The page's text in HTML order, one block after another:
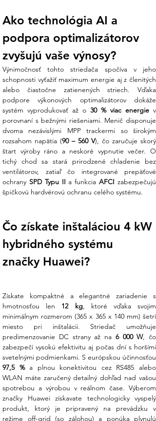
menič sledovať výkon každého modulu
individuálne. To vás zbavuje obáv zo
zatienenia komínom či stromom –
metra štvorcového strechy.
Absolútne ticho a odolnosť IP65 :
Vďaka prirodzenému chladeniu bez
ventilátorov je menič tichý spoločník,
ktorého môžete inštalovať aj v blízkosti
obytných miestností. Robustné krytie
IP65 a integrovaná ochrana pred
bleskom (AC aj DC) zaručujú, že vaša
investícia odolá aj nepriaznivému
počasiu.
Koniec administratívnemu chaosu:
Vieme, že sa hneváte na nejasné
ruku“ pri nastavení aplikácie
FusionSolar, aby ste mali prehľad o
výrobe, spotrebe a úsporách ihneď po
V Ensun staviame na transparentnosti a
presných dátach. Tu sú kľúčové parametre
modelu SUN2000-4KTL-L1:
1. Výkonové a energetické parametre
Parameter
Hodnota
Menovitý AC výkon
4 000 W (4 kW)
Maximálna účinnosť
98,4 %
Odporúčaný max. FV výkon
6 000 Wp
Max. DC vstupné napätie
600 V
Rozsah MPPT napätia
90 V – 560 V
Ako technológia AI a
podpora optimalizátorov
zvyšujú vaše výnosy?
Výnimočnosť tohto striedača spočíva v jeho
schopnosti vyťažiť maximum energie aj z členitých
alebo čiastočne zatienených striech. Vďaka
podpore výkonových optimalizátorov dokáže
systém vyprodukovať až o 30 % viac energie v
porovnaní s bežnými riešeniami. Menič disponuje
dvoma nezávislými MPP trackermi so širokým
rozsahom napätia (90 – 560 V), čo zaručuje skorý
štart výroby ráno a neskoré vypnutie večer. O
tichý chod sa stará prirodzené chladenie bez
ventilátorov, zatiaľ čo integrované prepäťové
ochrany SPD Typu II a funkcia AFCI zabezpečujú
špičkovú hardvérovú ochranu celého systému.
Čo získate inštaláciou 4 kW
hybridného systému
značky Huawei?
Získate kompaktné a elegantné zariadenie s
hmotnosťou len 12 kg, ktoré vďaka svojim
minimálnym rozmerom (365 x 365 x 140 mm) šetrí
miesto pri inštalácii. Striedač umožňuje
predimenzovanie DC strany až na 6 000 W, čo
zabezpečí vysokú efektivitu aj počas dní s horšími
97,5 % a plnou konektivitou cez RS485 alebo
WLAN máte zaručený detailný dohľad nad vašou
spotrebou a výrobou v reálnom čase. Výberom
značky Huawei získavate technologicky vyspelý
produkt, ktorý je pripravený na prevádzku v
režime off-grid (so zálohou) a ponúka plynulú